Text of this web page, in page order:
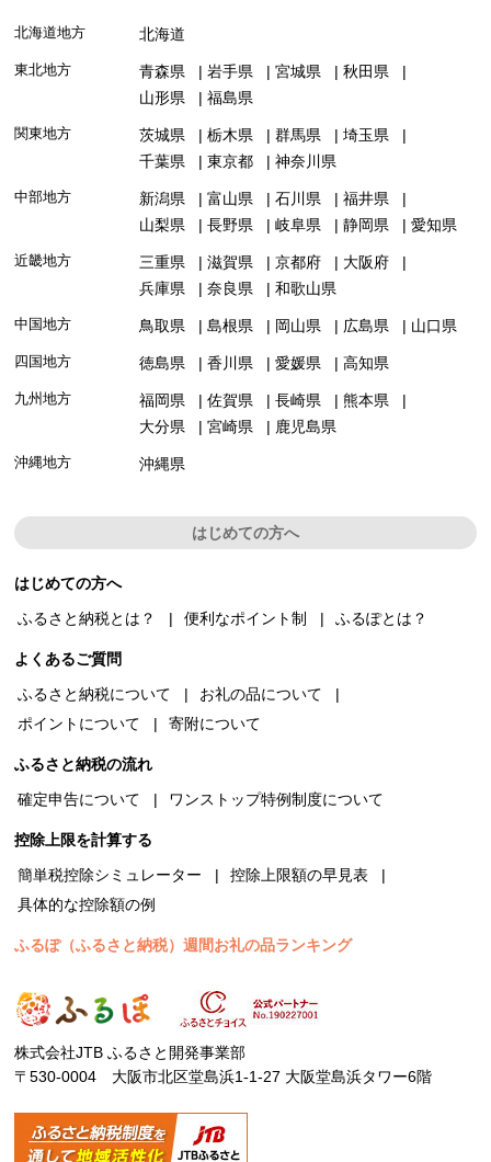
北海道地方 北海道
東北地方 青森県 岩手県 宮城県
秋田県
山形県
福島県
関東地方 茨城県 栃木県 群馬県
埼玉県
千葉県
東京都 神奈川県
中部地方 新潟県 富山県 石川県
福井県
山梨県
長野県 岐阜県 静岡県 愛知県
近畿地方 三重県 滋賀県 京都府
大阪府
兵庫県
奈良県 和歌山県
中国地方 鳥取県 島根県 岡山県 広島県 山口県
四国地方 徳島県 香川県 愛媛県 高知県
九州地方 福岡県 佐賀県 長崎県
熊本県
大分県
宮崎県 鹿児島県
沖縄地方 沖縄県
はじめての方へ
はじめての方へ
ふるさと納税とは？
便利なポイント制 ふるぽとは？
よくあるご質問
ふるさと納税について
お礼の品について
ポイントについて
寄附について
ふるさと納税の流れ
確定申告について
ワンストップ特例制度について
控除上限を計算する
簡単税控除シミュレーター
控除上限額の早見表
具体的な控除額の例
ふるぽ（ふるさと納税）週間お礼の品ランキング
株式会社JTB ふるさと開発事業部
〒530-0004 大阪市北区堂島浜1-1-27 大阪堂島浜タワー6階